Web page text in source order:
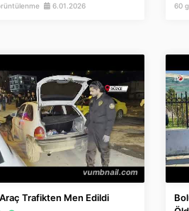
6.01.2026 60
Trafikten Men Edildi